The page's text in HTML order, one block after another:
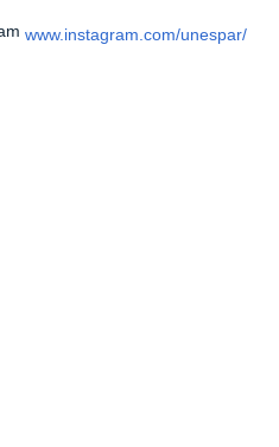
www.instagram.com/unespar/